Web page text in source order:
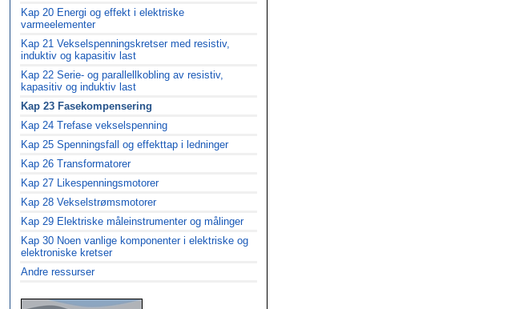
Kap 20 Energi og effekt i elektriske
varmeelementer
Kap 21 Vekselspenningskretser med resistiv,
induktiv og kapasitiv last
Kap 22 Serie- og parallellkobling av resistiv,
kapasitiv og induktiv last
Kap 23 Fasekompensering
Kap 24 Trefase vekselspenning
Kap 25 Spenningsfall og effekttap i ledninger
Kap 26 Transformatorer
Kap 27 Likespenningsmotorer
Kap 28 Vekselstrømsmotorer
Kap 29 Elektriske måleinstrumenter og målinger
Kap 30 Noen vanlige komponenter i elektriske og
elektroniske kretser
Andre ressurser